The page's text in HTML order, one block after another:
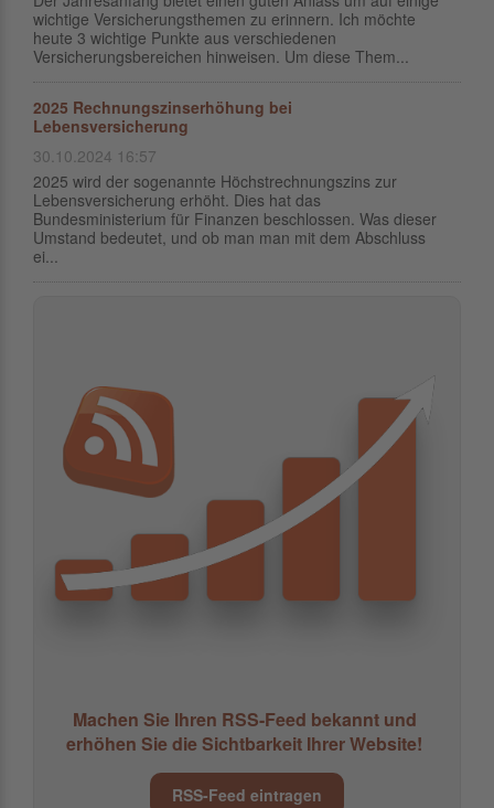
wichtige Versicherungsthemen zu erinnern. Ich möchte
heute 3 wichtige Punkte aus verschiedenen
Versicherungsbereichen hinweisen. Um diese Them...
2025 Rechnungszinserhöhung bei
Lebensversicherung
30.10.2024 16:57
2025 wird der sogenannte Höchstrechnungszins zur
Lebensversicherung erhöht. Dies hat das
Bundesministerium für Finanzen beschlossen. Was dieser
Umstand bedeutet, und ob man man mit dem Abschluss
ei...
Machen Sie Ihren RSS-Feed bekannt und
erhöhen Sie die Sichtbarkeit Ihrer Website!
RSS-Feed eintragen